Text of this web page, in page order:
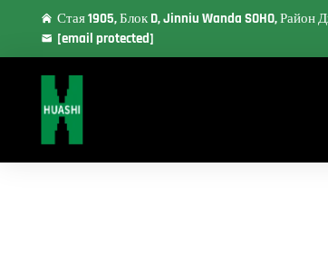
Стая 1905, Блок D, Jinniu Wanda SOHO,
[email protected]